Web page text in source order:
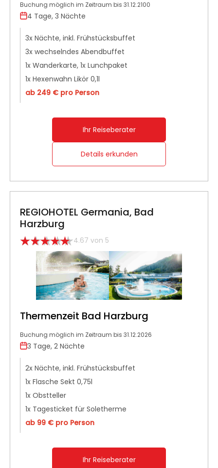
Buchung möglich im Zeitraum bis 31.12.2100
4 Tage, 3 Nächte
3x Nächte, inkl. Frühstücksbuffet
3x wechselndes Abendbuffet
1x Wanderkarte, 1x Lunchpaket
1x Hexenwahn Likör 0,1l
ab 249 € pro Person
Ihr Reiseberater
Details erkunden
REGIOHOTEL Germania, Bad
Harzburg
4.67 von 5
Thermenzeit Bad Harzburg
Buchung möglich im Zeitraum bis 31.12.2026
3 Tage, 2 Nächte
2x Nächte, inkl. Frühstücksbuffet
1x Flasche Sekt 0,75l
1x Obstteller
1x Tagesticket für Soletherme
ab 99 € pro Person
Ihr Reiseberater